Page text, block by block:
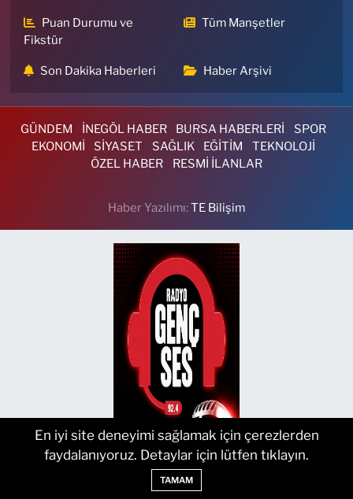
Puan Durumu ve
Fikstür
Tüm Manşetler
Son Dakika Haberleri Haber Arşivi
GÜNDEM İNEGÖL HABER BURSA HABERLERİ
SPOR
EKONOMİ
SİYASET SAĞLIK EĞİTİM
TEKNOLOJİ
ÖZEL HABER
RESMİ İLANLAR
Haber Yazılımı:TE Bilişim
En iyi site deneyimi sağlamak için çerezlerden
faydalanıyoruz. Detaylar için lütfen tıklayın.
TAMAM